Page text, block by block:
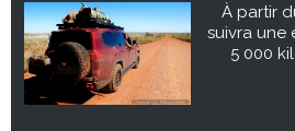
À partir
suivra une
5 000